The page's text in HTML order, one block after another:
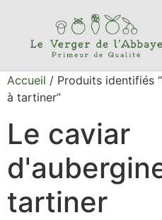
Accueil / Produits identifiés
à tartiner”
Le caviar
tartiner